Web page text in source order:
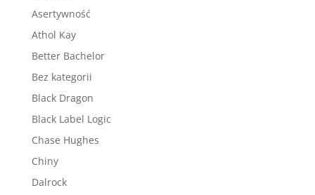
Asertywność
Athol Kay
Better Bachelor
Bez kategorii
Black Dragon
Black Label Logic
Chase Hughes
Chiny
Dalrock